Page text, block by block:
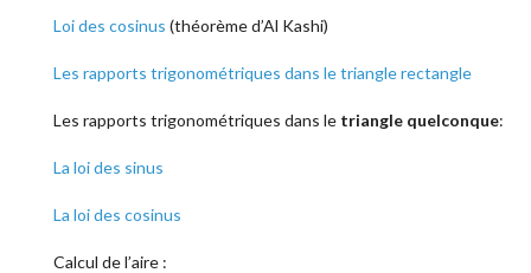
Loi des cosinus (théorème d’Al Kashi)
Les rapports trigonométriques dans le triangle rectangle
Les rapports trigonométriques dans le triangle quelconque:
La loi des sinus
La loi des cosinus
Calcul de l’aire :